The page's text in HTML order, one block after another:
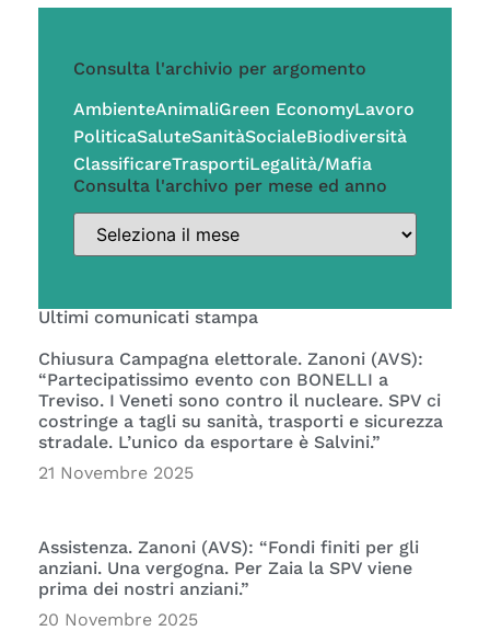
Consulta l'archivio per argomento
AmbienteAnimaliGreen EconomyLavoro
PoliticaSaluteSanitàSocialeBiodiversità
ClassificareTrasportiLegalità/Mafia
Consulta l'archivo per mese ed anno
Ultimi comunicati stampa
Chiusura Campagna elettorale. Zanoni (AVS):
“Partecipatissimo evento con BONELLI a
Treviso. I Veneti sono contro il nucleare. SPV ci
costringe a tagli su sanità, trasporti e sicurezza
stradale. L’unico da esportare è Salvini.”
21 Novembre 2025
Assistenza. Zanoni (AVS): “Fondi finiti per gli
anziani. Una vergogna. Per Zaia la SPV viene
prima dei nostri anziani.”
20 Novembre 2025